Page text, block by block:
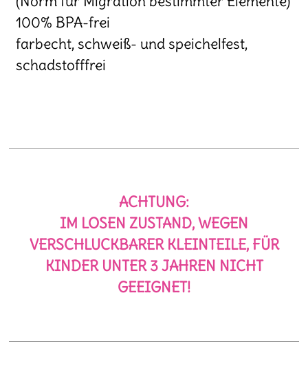
100% BPA-frei
farbecht, schweiß- und speichelfest,
schadstofffrei
ACHTUNG:
IM LOSEN ZUSTAND, WEGEN
VERSCHLUCKBARER KLEINTEILE, FÜR
KINDER UNTER 3 JAHREN NICHT
GEEIGNET!